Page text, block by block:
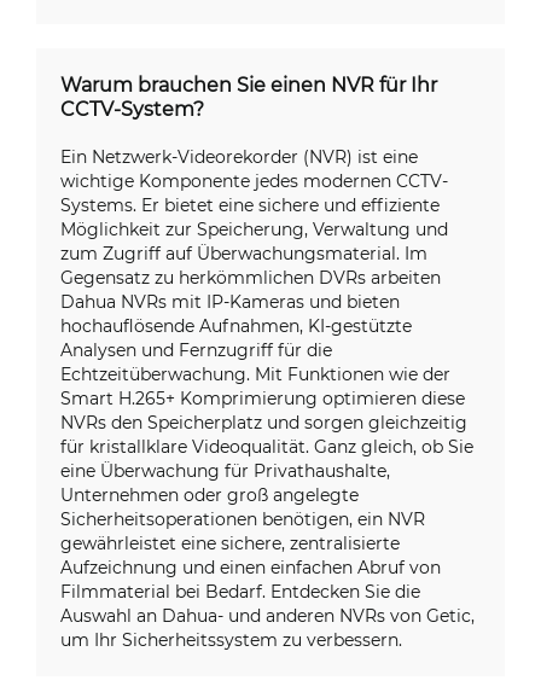
Warum brauchen Sie einen NVR für Ihr
CCTV-System?
Ein Netzwerk-Videorekorder (NVR) ist eine
wichtige Komponente jedes modernen CCTV-
Systems. Er bietet eine sichere und effiziente
Möglichkeit zur Speicherung, Verwaltung und
zum Zugriff auf Überwachungsmaterial. Im
Gegensatz zu herkömmlichen DVRs arbeiten
Dahua NVRs mit IP-Kameras und bieten
hochauflösende Aufnahmen, KI-gestützte
Analysen und Fernzugriff für die
Echtzeitüberwachung. Mit Funktionen wie der
Smart H.265+ Komprimierung optimieren diese
NVRs den Speicherplatz und sorgen gleichzeitig
für kristallklare Videoqualität. Ganz gleich, ob Sie
eine Überwachung für Privathaushalte,
Unternehmen oder groß angelegte
Sicherheitsoperationen benötigen, ein NVR
gewährleistet eine sichere, zentralisierte
Aufzeichnung und einen einfachen Abruf von
Filmmaterial bei Bedarf. Entdecken Sie die
Auswahl an Dahua- und anderen NVRs von Getic,
um Ihr Sicherheitssystem zu verbessern.